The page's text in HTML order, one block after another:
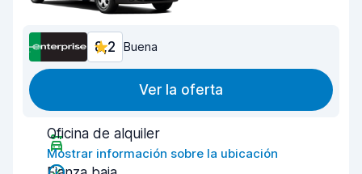
8,2 Buena
Ver la oferta
Oficina de alquiler
Mostrar información sobre la ubicación